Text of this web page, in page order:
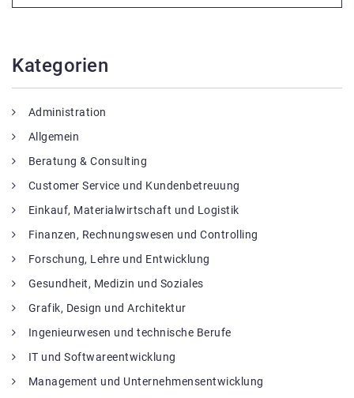
Kategorien
Administration
Allgemein
Beratung & Consulting
Customer Service und Kundenbetreuung
Einkauf, Materialwirtschaft und Logistik
Finanzen, Rechnungswesen und Controlling
Forschung, Lehre und Entwicklung
Gesundheit, Medizin und Soziales
Grafik, Design und Architektur
Ingenieurwesen und technische Berufe
IT und Softwareentwicklung
Management und Unternehmensentwicklung